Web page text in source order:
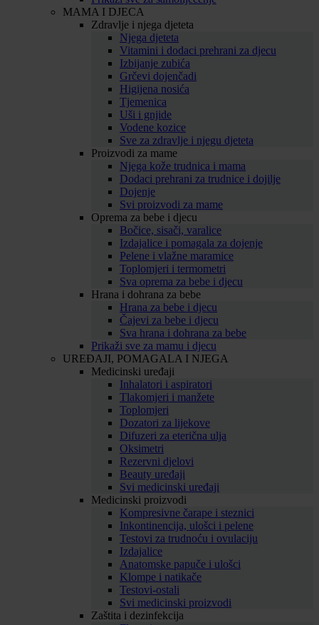
MAMA I DJECA
Zdravlje i njega djeteta
Njega djeteta
Vitamini i dodaci prehrani za djecu
Izbijanje zubića
Grčevi dojenčadi
Higijena nosića
Tjemenica
Uši i gnjide
Vodene kozice
Sve za zdravlje i njegu djeteta
Proizvodi za mame
Njega kože trudnica i mama
Dodaci prehrani za trudnice i dojilje
Dojenje
Svi proizvodi za mame
Oprema za bebe i djecu
Bočice, sisači, varalice
Izdajalice i pomagala za dojenje
Pelene i vlažne maramice
Toplomjeri i termometri
Sva oprema za bebe i djecu
Hrana i dohrana za bebe
Hrana za bebe i djecu
Čajevi za bebe i djecu
Sva hrana i dohrana za bebe
Prikaži sve za mamu i djecu
UREĐAJI, POMAGALA I NJEGA
Medicinski uređaji
Inhalatori i aspiratori
Tlakomjeri i manžete
Toplomjeri
Dozatori za lijekove
Difuzeri za eterična ulja
Oksimetri
Rezervni djelovi
Beauty uređaji
Svi medicinski uređaji
Medicinski proizvodi
Kompresivne čarape i steznici
Inkontinencija, ulošci i pelene
Testovi za trudnoću i ovulaciju
Izdajalice
Anatomske papuče i ulošci
Klompe i natikače
Testovi-ostali
Svi medicinski proizvodi
Zaštita i dezinfekcija